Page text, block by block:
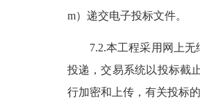
m）递交电子投标文件。
7.2.本工程采用网上无纸
投递，交易系统以投标截
行加密和上传，有关投标